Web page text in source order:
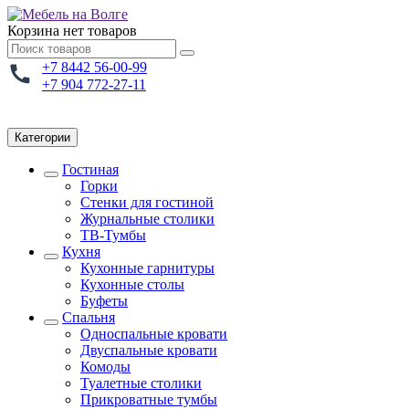
Корзина нет товаров
+7 8442 56-00-99
+7 904 772-27-11
Категории
Гостиная
Горки
Стенки для гостиной
Журнальные столики
TВ-Тумбы
Кухня
Кухонные гарнитуры
Кухонные столы
Буфеты
Спальня
Односпальные кровати
Двуспальные кровати
Комоды
Туалетные столики
Прикроватные тумбы